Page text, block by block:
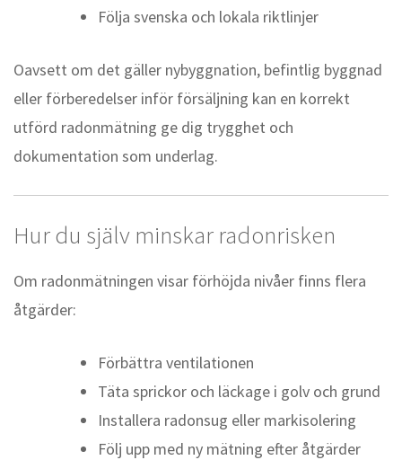
Följa svenska och lokala riktlinjer
Oavsett om det gäller nybyggnation, befintlig byggnad
eller förberedelser inför försäljning kan en korrekt
utförd radonmätning ge dig trygghet och
dokumentation som underlag.
Hur du själv minskar radonrisken
Om radonmätningen visar förhöjda nivåer finns flera
åtgärder:
Förbättra ventilationen
Täta sprickor och läckage i golv och grund
Installera radonsug eller markisolering
Följ upp med ny mätning efter åtgärder